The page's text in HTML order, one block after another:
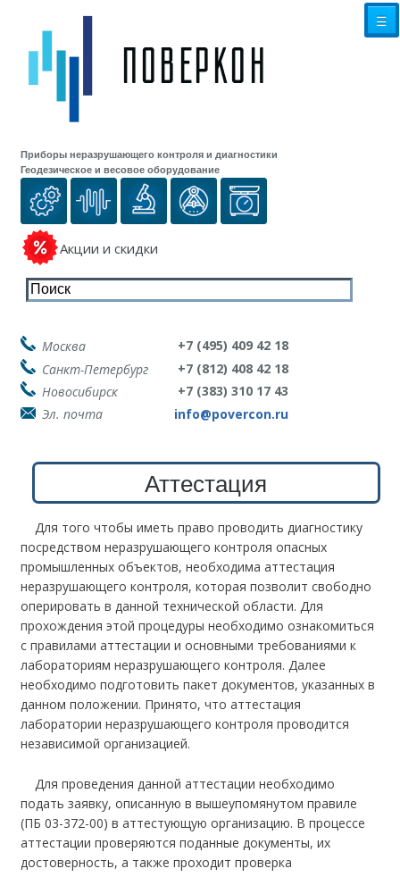
Приборы неразрушающего контроля и диагностики
Геодезическое и весовое оборудование
Акции и скидки
☰
Москва
+7 (495) 409 42 18
Санкт-Петербург
+7 (812) 408 42 18
Новосибирск
+7 (383) 310 17 43
Эл. почта
info@povercon.ru
Аттестация
Для того чтобы иметь право проводить диагностику
посредством неразрушающего контроля опасных
промышленных объектов, необходима аттестация
неразрушающего контроля, которая позволит свободно
оперировать в данной технической области. Для
прохождения этой процедуры необходимо ознакомиться
с правилами аттестации и основными требованиями к
лабораториям неразрушающего контроля. Далее
необходимо подготовить пакет документов, указанных в
данном положении. Принято, что аттестация
лаборатории неразрушающего контроля проводится
независимой организацией.
Для проведения данной аттестации необходимо
подать заявку, описанную в вышеупомянутом правиле
(ПБ 03-372-00) в аттестующую организацию. В процессе
аттестации проверяются поданные документы, их
достоверность, а также проходит проверка